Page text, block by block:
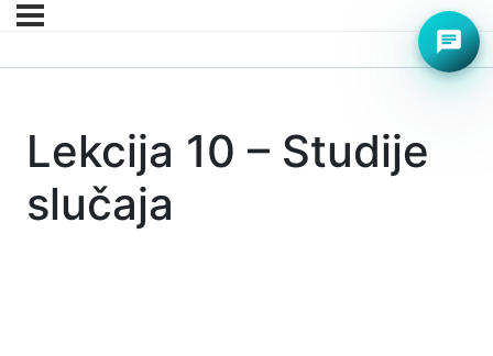
Lekcija 10 – Studije
slučaja
chat